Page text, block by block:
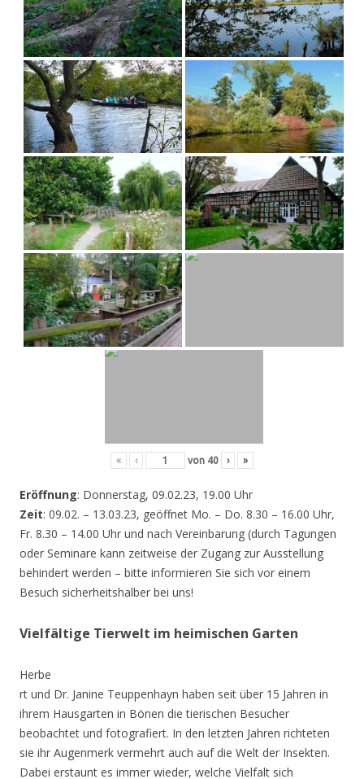
« ‹ von 40 › »
Eröffnung: Donnerstag, 09.02.23, 19.00 Uhr
Zeit: 09.02. – 13.03.23, geöffnet Mo. – Do. 8.30 – 16.00 Uhr,
Fr. 8.30 – 14.00 Uhr und nach Vereinbarung (durch Tagungen
oder Seminare kann zeitweise der Zugang zur Ausstellung
behindert werden – bitte informieren Sie sich vor einem
Besuch sicherheitshalber bei uns!
Vielfältige Tierwelt im heimischen Garten
Herbe
rt und Dr. Janine Teuppenhayn haben seit über 15 Jahren in
ihrem Hausgarten in Bönen die tierischen Besucher
beobachtet und fotografiert. In den letzten Jahren richteten
sie ihr Augenmerk vermehrt auch auf die Welt der Insekten.
Dabei erstaunt es immer wieder, welche Vielfalt sich